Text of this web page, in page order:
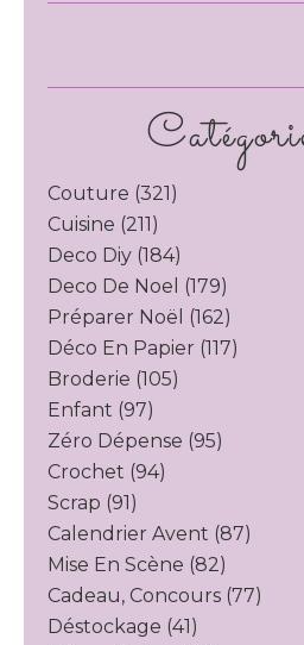
Couture (321)
Cuisine (211)
Deco Diy (184)
Deco De Noel (179)
Préparer Noël (162)
Déco En Papier (117)
Broderie (105)
Enfant (97)
Zéro Dépense (95)
Crochet (94)
Scrap (91)
Calendrier Avent (87)
Mise En Scène (82)
Cadeau, Concours (77)
Déstockage (41)